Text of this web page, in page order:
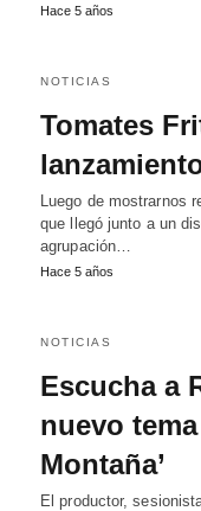
Hace 5 años
NOTICIAS
Tomates
Luego de mostrarnos
que llegó junto a un
agrupación…
Hace 5 años
NOTICIAS
Escucha a
nuevo
Montaña’
El productor,